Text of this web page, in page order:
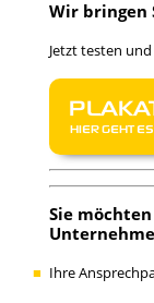
Wir bringen
Jetzt testen
HIER GEHT
Sie
Ihre